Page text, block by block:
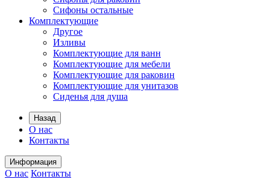
Сифоны остальные
Комплектующие
Другое
Изливы
Комплектующие для ванн
Комплектующие для мебели
Комплектующие для раковин
Комплектующие для унитазов
Сиденья для душа
Назад
О нас
Контакты
Информация
О нас Контакты